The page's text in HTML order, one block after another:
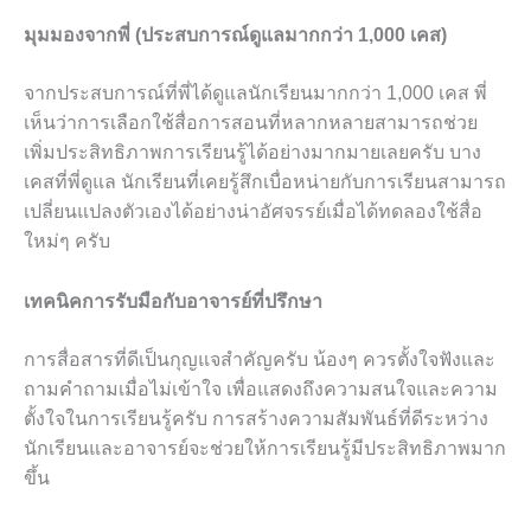
มุมมองจากพี่ (ประสบการณ์ดูแลมากกว่า 1,000 เคส)
จากประสบการณ์ที่พี่ได้ดูแลนักเรียนมากกว่า 1,000 เคส พี่
เห็นว่าการเลือกใช้สื่อการสอนที่หลากหลายสามารถช่วย
เพิ่มประสิทธิภาพการเรียนรู้ได้อย่างมากมายเลยครับ บาง
เคสที่พี่ดูแล นักเรียนที่เคยรู้สึกเบื่อหน่ายกับการเรียนสามารถ
เปลี่ยนแปลงตัวเองได้อย่างน่าอัศจรรย์เมื่อได้ทดลองใช้สื่อ
ใหม่ๆ ครับ
เทคนิคการรับมือกับอาจารย์ที่ปรึกษา
การสื่อสารที่ดีเป็นกุญแจสำคัญครับ น้องๆ ควรตั้งใจฟังและ
ถามคำถามเมื่อไม่เข้าใจ เพื่อแสดงถึงความสนใจและความ
ตั้งใจในการเรียนรู้ครับ การสร้างความสัมพันธ์ที่ดีระหว่าง
นักเรียนและอาจารย์จะช่วยให้การเรียนรู้มีประสิทธิภาพมาก
ขึ้น